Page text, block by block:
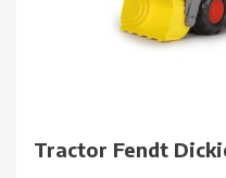
Tractor Fendt